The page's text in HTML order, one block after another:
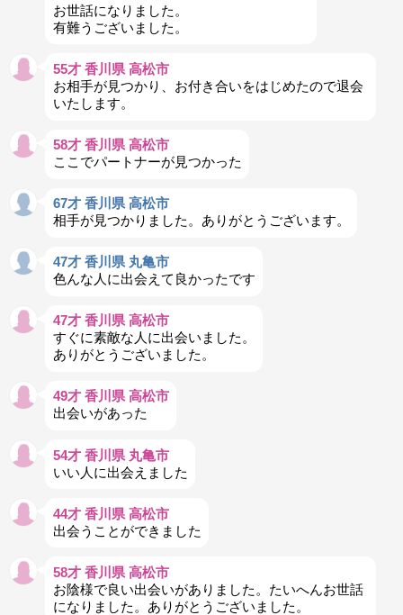
お世話になりました。
有難うございました。
55才 香川県 高松市
お相手が見つかり、お付き合いをはじめたので退会
いたします。
58才 香川県 高松市
ここでパートナーが見つかった
67才 香川県 高松市
相手が見つかりました。ありがとうございます。
47才 香川県 丸亀市
色んな人に出会えて良かったです
47才 香川県 高松市
すぐに素敵な人に出会いました。
ありがとうございました。
49才 香川県 高松市
出会いがあった
54才 香川県 丸亀市
いい人に出会えました
44才 香川県 高松市
出会うことができました
58才 香川県 高松市
お陰様で良い出会いがありました。たいへんお世話
になりました。ありがとうございました。